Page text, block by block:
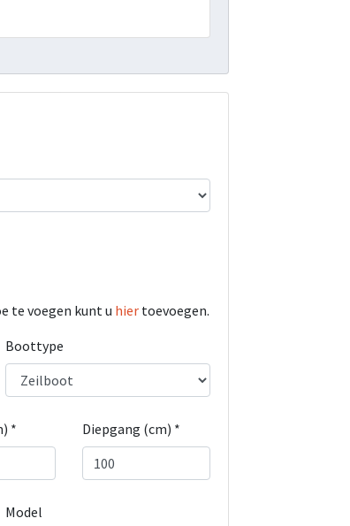
te voegen kunt u hier toevoegen.
Boottype
* Diepgang (cm) *
Model